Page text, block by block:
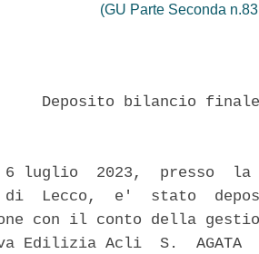
(GU Parte Seconda
Deposito bilancio
6 luglio  2023,  presso
di  Lecco,  e'  stato
con il conto della
Edilizia Acli  S.